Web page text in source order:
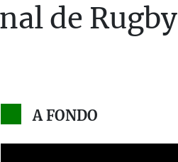
de Rugby
A FONDO